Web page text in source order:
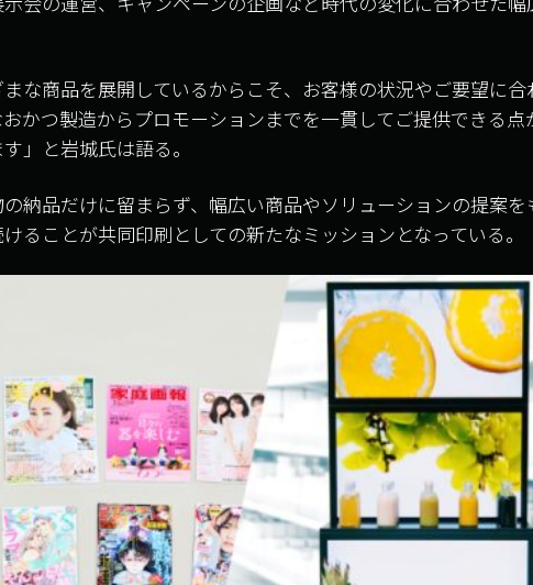
まな商品を展開しているからこそ、お客様の状況やご要望に
かつ製造からプロモーションまでを一貫してご提供できる点
」と岩城氏は語る。
納品だけに留まらず、幅広い商品やソリューションの提案を
ることが共同印刷としての新たなミッションとなっている。